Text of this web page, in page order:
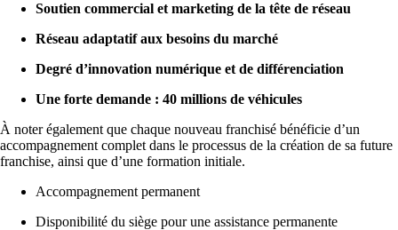
Soutien commercial et marketing de la tête de réseau
Réseau adaptatif aux besoins du marché
Degré d’innovation numérique et de différenciation
Une forte demande : 40 millions de véhicules
À noter également que chaque nouveau franchisé bénéficie d’un
accompagnement complet dans le processus de la création de sa future
franchise, ainsi que d’une formation initiale.
Accompagnement permanent
Disponibilité du siège pour une assistance permanente